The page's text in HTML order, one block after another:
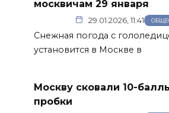
москвичам 29 января
29.01.2026, 11:41
Снежная погода с
установится в Москве в
Москву сковали 10-
пробки